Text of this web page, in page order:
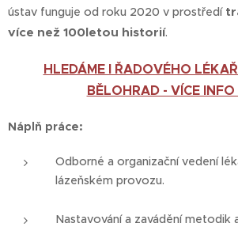
ústav funguje od roku 2020 v prostředí
více než 100letou historií.
HLEDÁME I ŘADOVÉHO
BĚLOHRAD - VÍCE INFO
Náplň práce:
Odborné a organizační vedení
lázeňském provozu.
Nastavování a zavádění metodik